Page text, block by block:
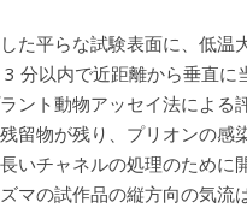
た平らな試験表面に、低温
分以内で近距離から垂直に
ント動物アッセイ法による
留物が残り、プリオンの感
いチャネルの処理のために
マの試作品の縦方向の気流